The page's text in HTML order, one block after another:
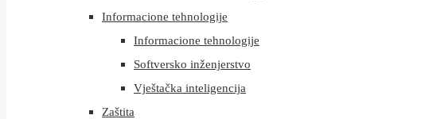
Informacione tehnologije
Informacione tehnologije
Softversko inženjerstvo
Vještačka inteligencija
Zaštita